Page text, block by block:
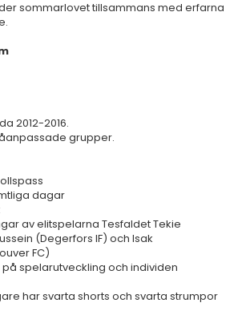
sommarlovet tillsammans med erfarna
2012-2016.
grupper.
dagar
av elitspelarna Tesfaldet Tekie
(Degerfors IF) och Isak
FC)
på spelarutveckling och individen
har svarta shorts och svarta strumpor